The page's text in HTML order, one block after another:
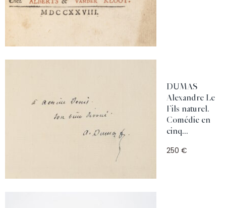
DUMAS
Alexandre Le
Fils naturel.
Comédie en
cinq...
250 €